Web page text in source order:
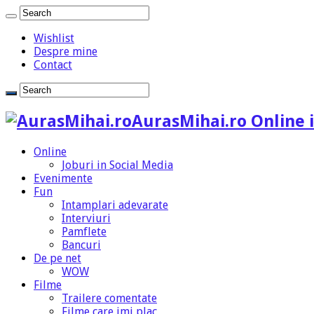
Wishlist
Despre mine
Contact
AurasMihai.ro Online
Online
Joburi in Social Media
Evenimente
Fun
Intamplari adevarate
Interviuri
Pamflete
Bancuri
De pe net
WOW
Filme
Trailere comentate